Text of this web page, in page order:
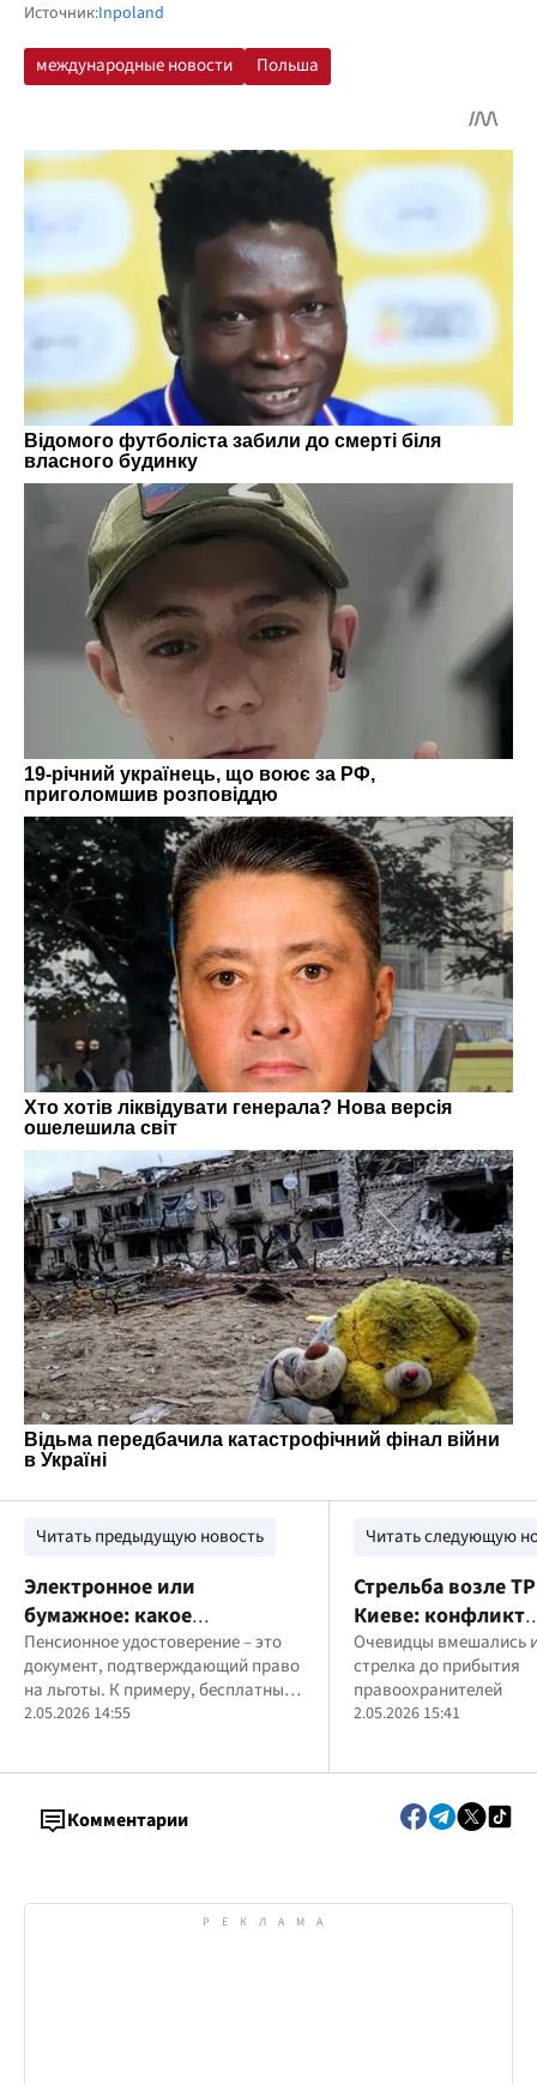
Источник:Inpoland
международные новости Польша
Читать предыдущую новость
Электронное или
бумажное: какое
пенсионное удостоверение
лучше в 2026 году
Пенсионное удостоверение – это
документ, подтверждающий право
на льготы. К примеру, бесплатный
проезд в транспорте
2.05.2026 14:55
Читать следующую
Стрельба возле
Киеве: конфликт
водителей
опасный
Очевидцы вмешались
стрелка до прибытия
правоохранителей
2.05.2026 15:41
Комментарии